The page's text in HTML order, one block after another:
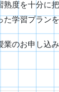
熟度を十分に
学習プランを
のお申し込